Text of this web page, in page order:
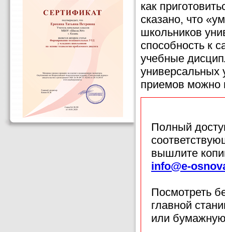
как
сказано, что
школьников
способность к
учебные
универсальных
приемов можно
Полный
вышлите
info@e-
Посмотреть
главной
или